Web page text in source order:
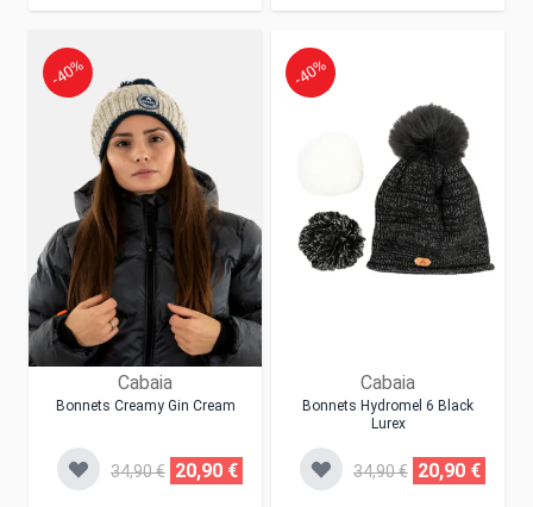
Cabaia
Bonnets Creamy Gin Cream
-40%
34,90 € 20,90 €
Cabaia
Bonnets Hydromel 6 Black
Lurex
-40%
34,90 € 20,90 €